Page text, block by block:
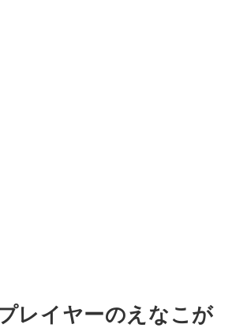
レイヤーのえなこが